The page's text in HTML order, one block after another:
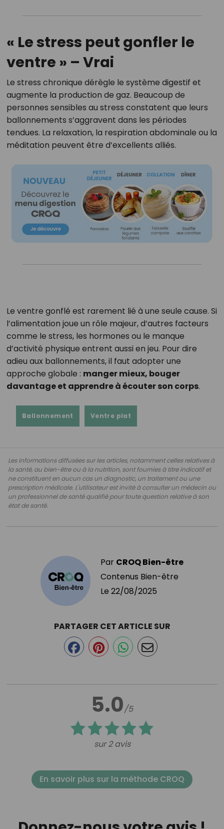
« Le stress peut gonfler le
ventre » – Vrai
Le stress chronique dérègle le système digestif et
augmente la production de gaz. Beaucoup de
personnes sensibles au stress constatent que leurs
ballonnements s’aggravent dans les périodes
tendues. La relaxation, la respiration abdominale ou la
méditation peuvent être d’excellents alliés.
Le ventre gonflé est rarement lié à une seule cause. Si
l’alimentation joue un rôle majeur, d’autres facteurs
comme le stress, les hormones ou le manque
d’activité physique entrent aussi en jeu. Pour dire
adieu aux ballonnements, il faut adopter une
approche globale : manger mieux, bouger
davantage et apprendre à écouter son corps.
Ballonnement Ventre plat
Les informations diffusées sur les articles, notamment celles relatives à
la santé, au bien-être ou à la nutrition, sont fournies à titre indicatif et
ne constituent en aucun cas un diagnostic, un traitement ou une
prescription médicale. L'utilisateur est invité à consulter un médecin ou
un professionnel de santé qualifié pour toute question relative à son
état de santé.
Par CROQ Bien-être
Contenus Bien-être
Le 22/08/2025
5.0/5
sur 2 avis
PARTAGER CET ARTICLE SUR
En savoir plus sur la méthode CROQ